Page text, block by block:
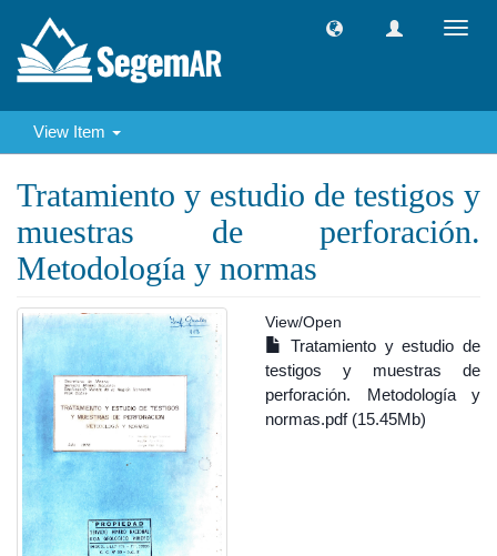
View Item
Tratamiento y estudio de testigos y
muestras de perforación.
Metodología y normas
View/Open
Tratamiento y estudio de
testigos y muestras de
perforación. Metodología y
normas.pdf (15.45Mb)